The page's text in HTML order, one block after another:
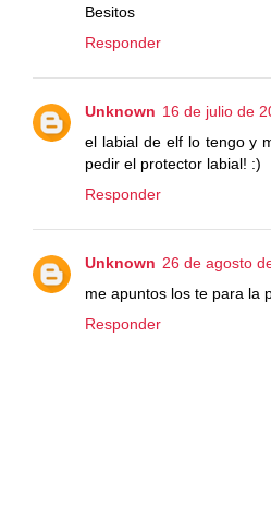
Besitos
Responder
Unknown 16 de julio de
el labial de elf lo tengo y
pedir el protector labial! :)
Responder
Unknown 26 de agosto
me apuntos los te para la
Responder